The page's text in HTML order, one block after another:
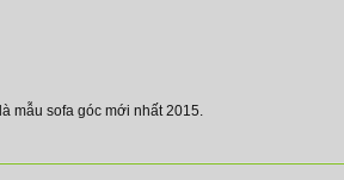
mẫu sofa góc mới nhất 2015.